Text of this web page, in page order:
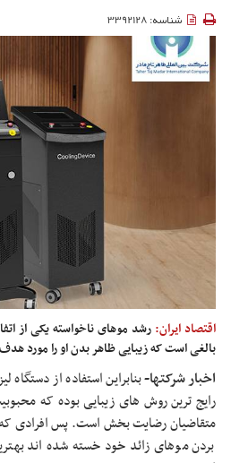
شناسه: 3392128
اقتصاد ایران: رشد موهای ناخواسته یکی از
بالغی است که زیبایی ظاهر بدن او را مورد
اخبار شرکتها-بنابراین استفاده از دستگاه
رایج ترین روش های زیبایی بوده که
متقاضیان رضایت بخش است. پس افرادی
بردن موهای زائد خود خسته شده اند